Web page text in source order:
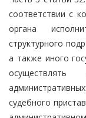
соответствии с
органа
структурного
а также иного
судебного